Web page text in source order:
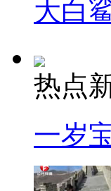
大白
热点
一岁